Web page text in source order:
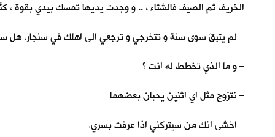
الخريف ثم الصيف فالشتاء ، .. و وجدت يديها تمسك بيدي بقوة ،
– لم يتبقَ سوى سنة و تتخرجي و ترجعي الى اهلك في سنجار، هل
– و ما الذي تخطط له انت ؟
– نتزوج مثل اي اثنين يحبان بعضهما
– اخشى انك من سيتركني اذا عرفت بسري.